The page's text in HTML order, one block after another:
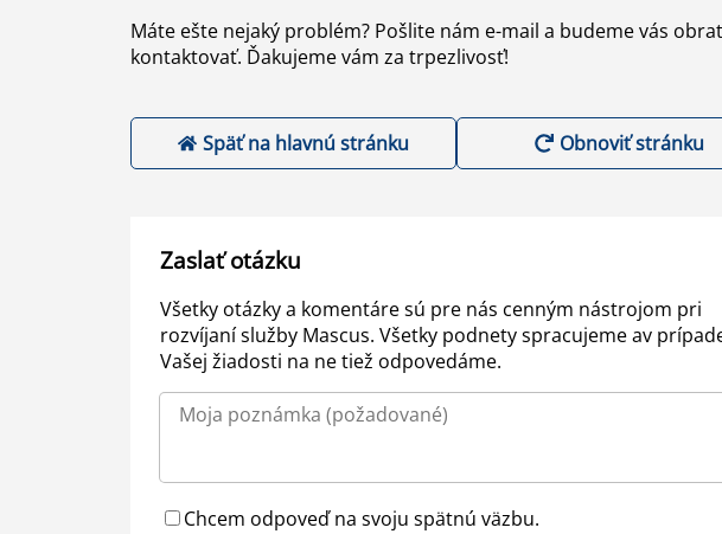
Máte ešte nejaký problém? Pošlite nám e-mail a budeme vás
kontaktovať. Ďakujeme vám za trpezlivosť!
Späť na hlavnú stránku Obnoviť stránku
Zaslať otázku
Všetky otázky a komentáre sú pre nás cenným nástrojom pri
rozvíjaní služby Mascus. Všetky podnety spracujeme av
Vašej žiadosti na ne tiež odpovedáme.
Chcem odpoveď na svoju spätnú väzbu.